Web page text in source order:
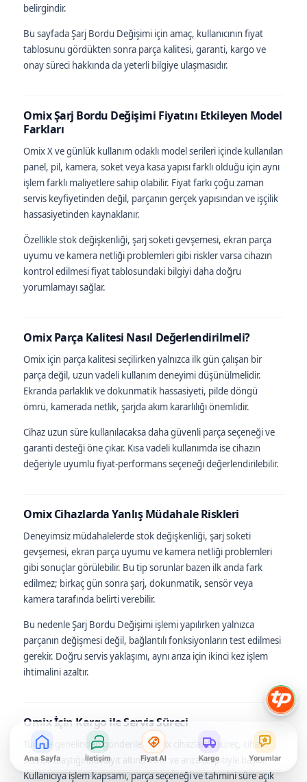
belirgindir.
Bu sayfada Şarj Bordu Değişimi için amaç, kullanıcının fiyat
tablosunu gördükten sonra parça kalitesi, garanti, kargo ve
onay süreci hakkında da yeterli bilgiye ulaşmasıdır.
Omix Şarj Bordu Değişimi Fiyatını Etkileyen Model
Farkları
Omix X ve günlük kullanım odaklı model serileri içinde kullanılan
panel, pil, kamera, soket veya kasa yapısı farklı olduğu için aynı
işlem farklı maliyetlere sahip olabilir. Fiyat farkı çoğu zaman
servis keyfiyetinden değil, parçanın gerçek yapısından ve işçilik
hassasiyetinden kaynaklanır.
Özellikle stok değişkenliği, şarj soketi gevşemesi, ekran parça
uyumu ve kamera netliği problemleri gibi riskler varsa cihazın
kontrol edilmesi fiyat tablosundaki bilgiyi daha doğru
yorumlamayı sağlar.
Omix Parça Kalitesi Nasıl Değerlendirilmeli?
Omix için parça kalitesi seçilirken yalnızca ilk gün çalışan bir
parça değil, uzun vadeli kullanım deneyimi düşünülmelidir.
Ekranda parlaklık ve dokunmatik hassasiyeti, pilde döngü
ömrü, kamerada netlik, şarjda akım kararlılığı önemlidir.
Cihaz uzun süre kullanılacaksa daha güvenli parça seçeneği ve
garanti desteği öne çıkar. Kısa vadeli kullanımda ise cihazın
değeriyle uyumlu fiyat-performans seçeneği değerlendirilebilir.
Omix Cihazlarda Yanlış Müdahale Riskleri
Deneyimsiz müdahalelerde stok değişkenliği, şarj soketi
gevşemesi, ekran parça uyumu ve kamera netliği problemleri
gibi sonuçlar görülebilir. Bu tip sorunlar bazen ilk anda fark
edilmez; birkaç gün sonra şarj, dokunmatik, sensör veya
kamera tarafında belirti verebilir.
Bu nedenle Şarj Bordu Değişimi işlemi yapılırken yalnızca
parçanın değişmesi değil, bağlantılı fonksiyonların test edilmesi
gerekir. Doğru servis yaklaşımı, aynı arıza için ikinci kez işlem
ihtimalini azaltır.
Omix İçin Kargo ile Servis Süreci
Türkiye genelinden gönderilen Omix cihazlarda süreç, cihaz
servise ulaştığında kayıt altına alınır ve arıza tespitiyle başlar.
Kullanıcıya işlem kapsamı, parça seçeneği ve tahmini süre açık
Ana Sayfa İletişim Fiyat Al Kargo Yorumlar